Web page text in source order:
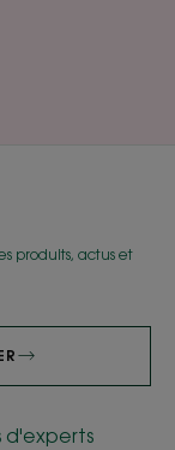
produits, actus et
d'experts